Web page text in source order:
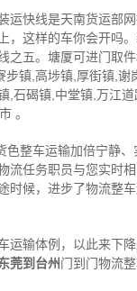
运快线是天南货运部
，这样的车你会开吗
之五。塘厦可进门取
步镇,高埗镇,厚街镇,谢
,石碣镇,中堂镇,万江道
。
色整车运输加倍宁静、
流任务职员与您实时相
时候，进步了物流整
运输体例，以此来下降
莞到台州门到门物流